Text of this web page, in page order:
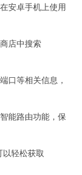
安卓手机上使用
店中搜索
等相关信息，
能路由功能，保
轻松获取